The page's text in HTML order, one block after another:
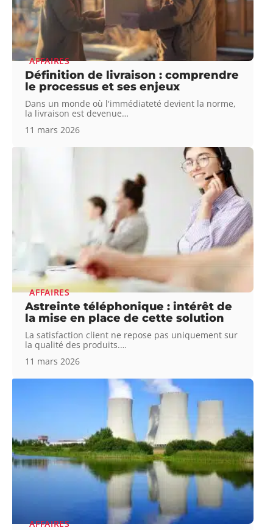
AFFAIRES
Définition de livraison : comprendre
le processus et ses enjeux
Dans un monde où l'immédiateté devient la norme,
la livraison est devenue…
11 mars 2026
AFFAIRES
Astreinte téléphonique : intérêt de
la mise en place de cette solution
La satisfaction client ne repose pas uniquement sur
la qualité des produits.…
11 mars 2026
AFFAIRES